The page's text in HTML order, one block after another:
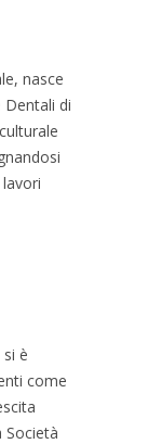
nasce
Dentali di
è
come
Società